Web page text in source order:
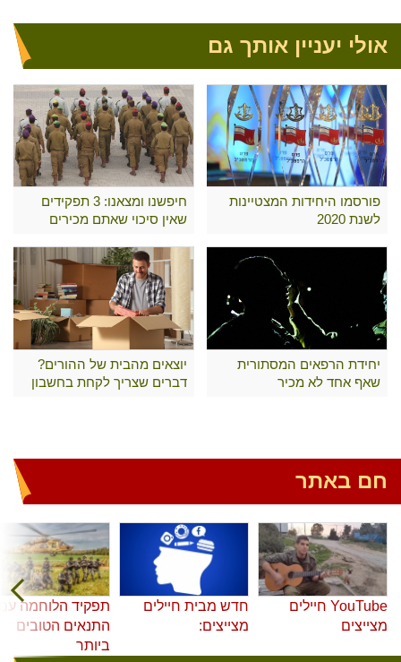
אולי יעניין אותך גם
פורסמו היחידות המצטיינות
לשנת 2020
חיפשנו ומצאנו: 3 תפקידים
שאין סיכוי שאתם מכירים
יחידת הרפאים המסתורית
שאף אחד לא מכיר
יוצאים מהבית של ההורים?
דברים שצריך לקחת בחשבון
חם באתר
YouTube חיילים
מצייצים
חדש מבית חיילים
מצייצים:
תפקיד הלוחמה
התנאים הטובים
ביותר